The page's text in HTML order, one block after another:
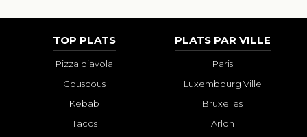
TOP PLATS
Pizza diavola
Couscous
Kebab
Tacos
PLATS PAR VILLE
Paris
Luxembourg Ville
Bruxelles
Arlon